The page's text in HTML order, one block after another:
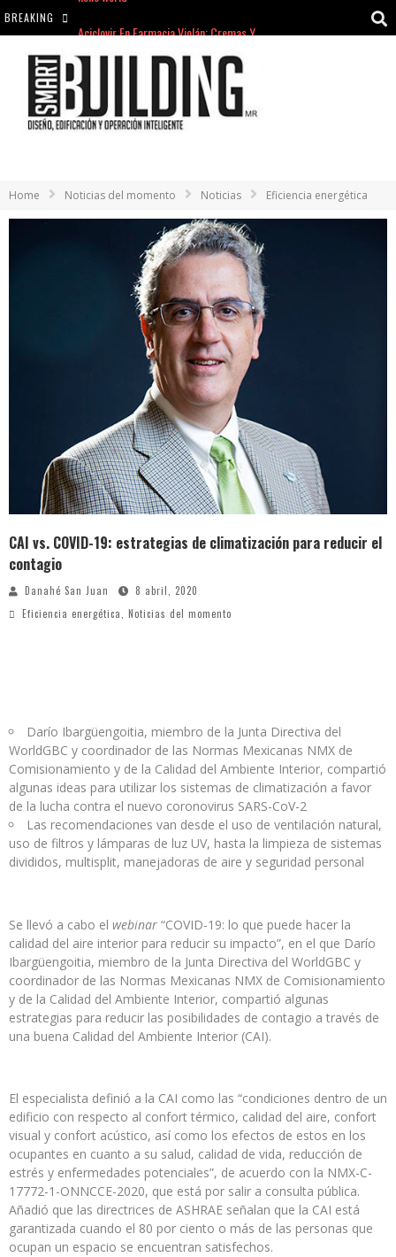
BREAKING
hello world
hello world
Home Noticias del momento Noticias Eficiencia energética
CAI vs. COVID-19: estrategias de climatización para reducir el
contagio
Danahé San Juan
8 abril, 2020
Eficiencia energética, Noticias del momento
Darío Ibargüengoitia, miembro de la Junta Directiva del
WorldGBC y coordinador de las Normas Mexicanas NMX de
Comisionamiento y de la Calidad del Ambiente Interior, compartió
algunas ideas para utilizar los sistemas de climatización a favor
de la lucha contra el nuevo coronovirus SARS-CoV-2
Las recomendaciones van desde el uso de ventilación natural,
uso de filtros y lámparas de luz UV, hasta la limpieza de sistemas
divididos, multisplit, manejadoras de aire y seguridad personal
Se llevó a cabo el webinar “COVID-19: lo que puede hacer la
calidad del aire interior para reducir su impacto”, en el que Darío
Ibargüengoitia, miembro de la Junta Directiva del WorldGBC y
coordinador de las Normas Mexicanas NMX de Comisionamiento
y de la Calidad del Ambiente Interior, compartió algunas
estrategias para reducir las posibilidades de contagio a través de
una buena Calidad del Ambiente Interior (CAI).
El especialista definió a la CAI como las “condiciones dentro de un
edificio con respecto al confort térmico, calidad del aire, confort
visual y confort acústico, así como los efectos de estos en los
ocupantes en cuanto a su salud, calidad de vida, reducción de
estrés y enfermedades potenciales”, de acuerdo con la NMX-C-
17772-1-ONNCCE-2020, que está por salir a consulta pública.
Añadió que las directrices de ASHRAE señalan que la CAI está
garantizada cuando el 80 por ciento o más de las personas que
ocupan un espacio se encuentran satisfechos.